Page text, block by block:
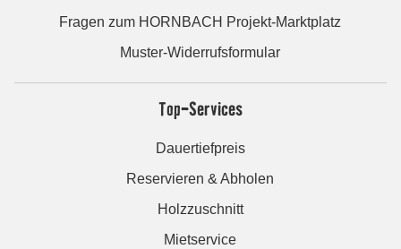
Fragen zum HORNBACH Projekt-Marktplatz
Muster-Widerrufsformular
Top-Services
Dauertiefpreis
Reservieren & Abholen
Holzzuschnitt
Mietservice